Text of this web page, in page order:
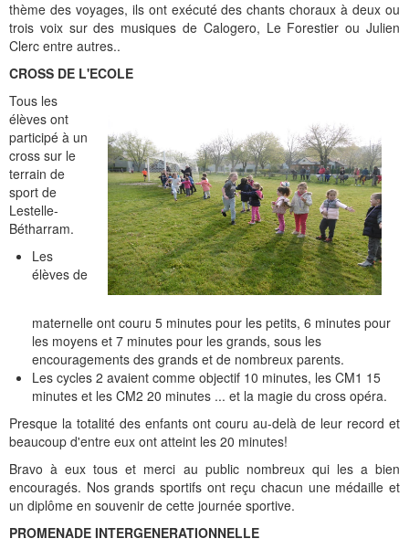
Sports
Cartes postales anciennes
Contacts
Camping et chalets
Aires de pique-nique
Parcours d'orientation
Produits régionaux
Manifestations
Liens touristiques
Montagne
Villes
Culture et découverte
Sports d'hivers et thermes
Le XVIIIe siécle
Vers le progrès
Le XXe siécle
La charte de Lestelle
Translation du cimetière
Recensement de 1385
Patrimoines
Le cimetière
Le monument aux morts
Le moulin
Les chemins
Les savoir-faire
Commissions municipales
PV du Conseil Municipal
Le service administratif
Le service scolaire
Services aux personnes
Communauté de communes
Compétences
Réalisations
PLU 2025 modification simplifiée N° 1
PLU 2020
PLU 2011 - Règlement
Restauration du calvaire
Équipements
Aménagements
Projets
Réalisations
Budget et finances
Budgets primitifs
Comptes administratifs
Fiscalité
Bulletins municipaux
État civil
Naissances
Mariages / Pacs
Décès
Mentions légales et politique de confidentialité
Petite enfance
Collège et lycées
Collèges aux alentours
Lycées aux alentours
Entreprises
Associations
Services publics
Services aux jeunes
Administrations
Santé / Social
Maisons de retraite
Transports
Déchets
Culte
Chronologie
Les pèlerinages
Récit de voyage en 1645
Patrimoine
La Chapelle Saint Michel
Le calvaire
Le vieux pont
Le Musée
L'ensemble scolaire
La maison de retraite
Les accueils
Votre séjour
thème des voyages, ils ont exécuté des chants choraux à deux ou
trois voix sur des musiques de Calogero, Le Forestier ou Julien
Clerc entre autres..
CROSS DE L'ECOLE
Tous les
élèves ont
participé à un
cross sur le
terrain de
sport de
Lestelle-
Bétharram.
Les
élèves de
maternelle ont couru 5 minutes pour les petits, 6 minutes pour
les moyens et 7 minutes pour les grands, sous les
encouragements des grands et de nombreux parents.
Les cycles 2 avaient comme objectif 10 minutes, les CM1 15
minutes et les CM2 20 minutes ... et la magie du cross opéra.
Presque la totalité des enfants ont couru au-delà de leur record et
beaucoup d'entre eux ont atteint les 20 minutes!
Bravo à eux tous et merci au public nombreux qui les a bien
encouragés. Nos grands sportifs ont reçu chacun une médaille et
un diplôme en souvenir de cette journée sportive.
PROMENADE INTERGENERATIONNELLE